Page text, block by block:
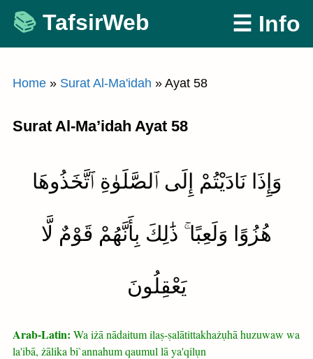
Skip
content
TafsirWeb ☰ Info
Home » Surat Al-Ma'idah » Ayat 58
Surat Al-Ma’idah Ayat 58
وَإِذَا نَادَيْتُمْ إِلَى ٱلصَّلَوٰةِ ٱتَّخَذُوهَا
هُزُوًا وَلَعِبًا ۚ ذَٰلِكَ بِأَنَّهُمْ قَوْمٌ لَّا
يَعْقِلُونَ
Arab-Latin: Wa iżā nādaitum ilaṣ-ṣalātittakhażụhā huzuwaw wa
la'ibā, żālika bi`annahum qaumul lā ya'qilụn